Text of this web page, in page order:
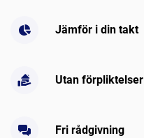
Jämför i din takt
Utan förpliktelser
Fri rådgivning